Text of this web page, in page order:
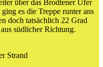
über das Brodtener Ufer
es die Treppe runter ans
doch tatsächlich 22 Grad
südlicher Richtung.
Strand